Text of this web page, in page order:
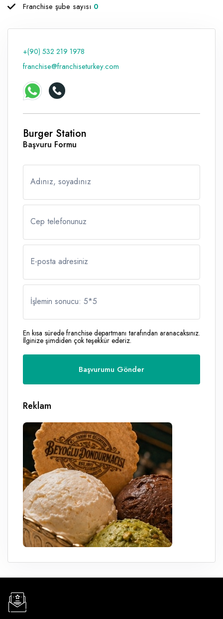
Franchise şube sayısı 0
+(90) 532 219 1978
franchise@franchiseturkey.com
Burger Station
Başvuru Formu
Adınız, soyadınız
Cep telefonunuz
E-posta adresiniz
İşlemin sonucu: 5*5
En kısa sürede franchise departmanı tarafından aranacaksınız.
İlginize şimdiden çok teşekkür ederiz.
Reklam